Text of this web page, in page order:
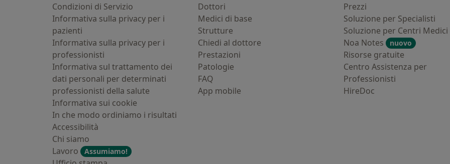
Condizioni di Servizio
Informativa sulla privacy per i
pazienti
Informativa sulla privacy per i
professionisti
Informativa sul trattamento dei
dati personali per determinati
professionisti della salute
Informativa sui cookie
In che modo ordiniamo i risultati
Accessibilità
Chi siamo
Lavoro
Assumiamo!
Dottori
Medici di base
Strutture
Chiedi al dottore
Prestazioni
Patologie
FAQ
App mobile
Prezzi
Soluzione per Specialisti
Soluzione per Centri Medici
Noa Notes
nuovo
Risorse gratuite
Centro Assistenza per
Professionisti
HireDoc